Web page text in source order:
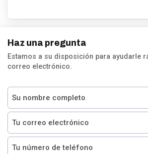
Haz una pregunta
Estamos a su disposición para ayudarle
correo electrónico.